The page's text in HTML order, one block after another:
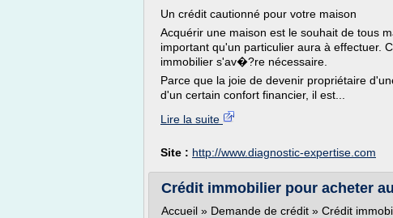
Un crédit cautionné pour votre maison
Acquérir une maison est le souhait de tous
important qu'un particulier aura à effectuer.
immobilier s'av�?re nécessaire.
Parce que la joie de devenir propriétaire
d'un certain confort financier, il est...
Lire la suite
Site : http://www.diagnostic-expertise.com
Crédit immobilier pour acheter
Accueil » Demande de crédit » Crédit